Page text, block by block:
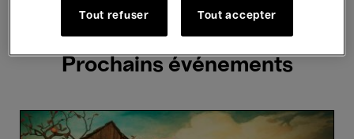
Prochains événements
Les
Contes
Tout refuser Tout accepter